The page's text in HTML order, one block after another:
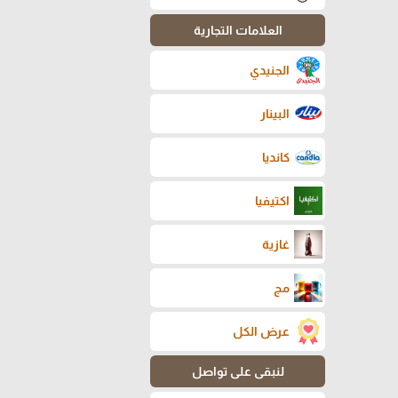
العلامات التجارية
الجنيدي
البينار
كانديا
اكتيفيا
غازية
مج
عرض الكل
لنبقى على تواصل